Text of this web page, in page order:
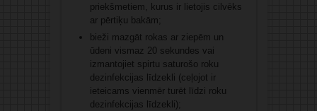
priekšmetiem, kurus ir lietojis cilvēks
ar pērtiķu bakām;
bieži mazgāt rokas ar ziepēm un
ūdeni vismaz 20 sekundes vai
izmantojiet spirtu saturošo roku
dezinfekcijas līdzekli (ceļojot ir
ieteicams vienmēr turēt līdzi roku
dezinfekcijas līdzekli);